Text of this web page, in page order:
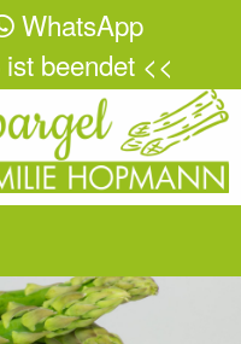
WhatsApp
beendet <<